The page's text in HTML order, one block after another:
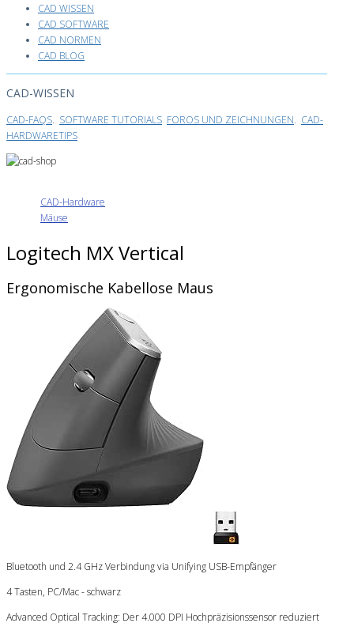
CAD WISSEN
CAD SOFTWARE
CAD NORMEN
CAD BLOG
CAD-WISSEN
CAD-FAQS. SOFTWARE TUTORIALS FOROS UND ZEICHNUNGEN. CAD-
HARDWARETIPS
CAD-Hardware
Mäuse
Logitech MX Vertical
Ergonomische Kabellose Maus
Bluetooth und 2.4 GHz Verbindung via Unifying USB-Empfänger
4 Tasten, PC/Mac - schwarz
Advanced Optical Tracking: Der 4.000 DPI Hochpräzisionssensor reduziert